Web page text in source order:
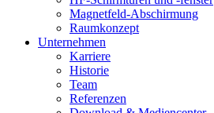
Magnetfeld-Abschirmung
Raumkonzept
Unternehmen
Karriere
Historie
Team
Referenzen